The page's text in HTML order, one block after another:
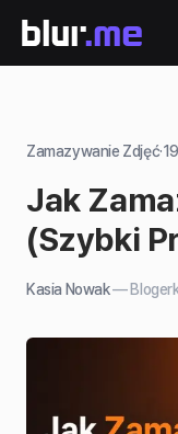
Zamazywanie Zdjęć·
Jak
(Szybki
Kasia Nowak—